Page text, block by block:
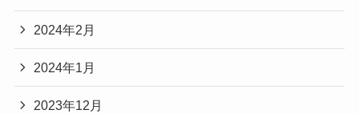
2024年2月
2024年1月
2023年12月